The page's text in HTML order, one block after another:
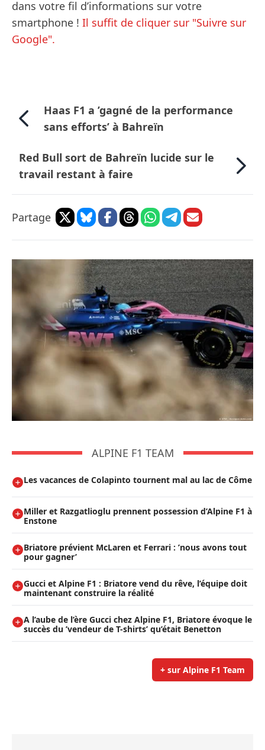
dans votre fil d’informations sur votre
smartphone ! Il suffit de cliquer sur "Suivre sur
Google".
Haas F1 a ’gagné de la performance
sans efforts’ à Bahreïn
Red Bull sort de Bahreïn lucide sur le
travail restant à faire
Partage
ALPINE F1 TEAM
Les vacances de Colapinto tournent mal au lac de Côme
Miller et Razgatlioglu prennent possession d’Alpine F1 à
Enstone
Briatore prévient McLaren et Ferrari : ’nous avons tout
pour gagner’
Gucci et Alpine F1 : Briatore vend du rêve, l’équipe doit
maintenant construire la réalité
A l’aube de l’ère Gucci chez Alpine F1, Briatore évoque le
succès du ’vendeur de T-shirts’ qu’était Benetton
+ sur Alpine F1 Team